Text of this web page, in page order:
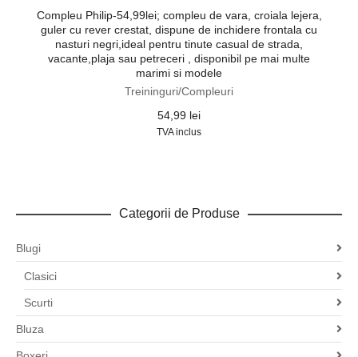
Compleu Philip-54,99lei; compleu de vara, croiala lejera,
guler cu rever crestat, dispune de inchidere frontala cu
nasturi negri,ideal pentru tinute casual de strada,
vacante,plaja sau petreceri , disponibil pe mai multe
marimi si modele
Treininguri/Compleuri
54,99 lei
TVA inclus
Categorii de Produse
Blugi
Clasici
Scurti
Bluza